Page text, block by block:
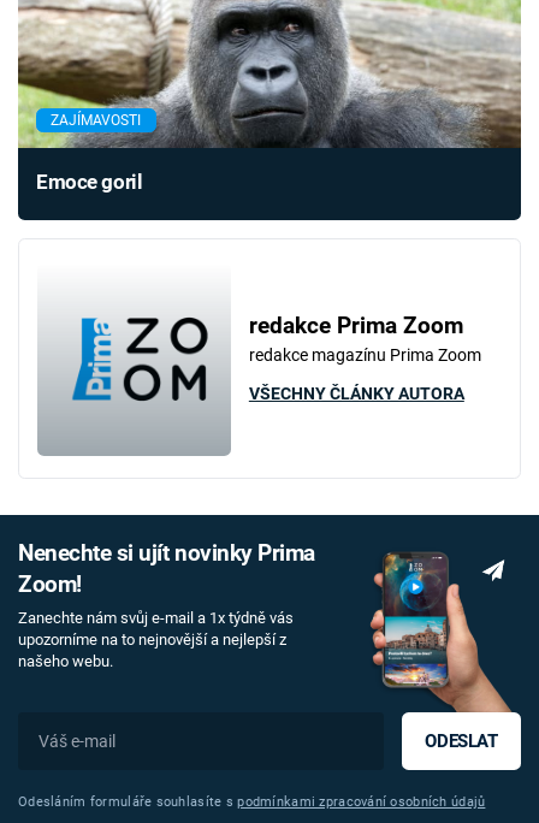
ZAJÍMAVOSTI
Emoce goril
redakce Prima Zoom
redakce magazínu Prima Zoom
VŠECHNY ČLÁNKY AUTORA
Nenechte si ujít novinky Prima
Zoom!
Zanechte nám svůj e-mail a 1x týdně vás
upozorníme na to nejnovější a nejlepší z
našeho webu.
ODESLAT
Odesláním formuláře souhlasíte spodmínkami zpracování osobních údajů